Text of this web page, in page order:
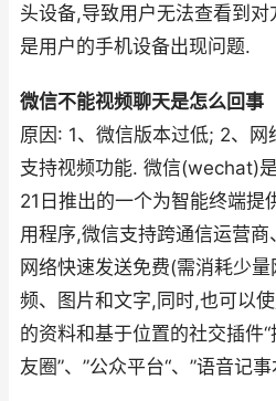
头设备,导致用户无法查看到
是用户的手机设备出现问题.
微信不能视频聊天是怎么回事
原因: 1、微信版本过低; 2、
支持视频功能. 微信(wechat)
21日推出的一个为智能终端提
用程序,微信支持跨通信运营
网络快速发送免费(需消耗少
频、图片和文字,同时,也可以
的资料和基于位置的社交插件“
友圈”、”公众平台“、”语音记事